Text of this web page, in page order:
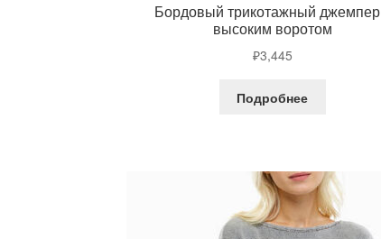
Бордовый трикотажный
высоким воротом
₽3,445
Подробнее